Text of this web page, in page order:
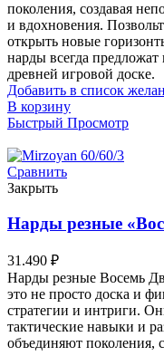
поколения, создавая
и вдохновения.
открыть новые
нарды всегда предложат
древней игровой доске.
Добавить в список
В корзину
Быстрый Просмотр
Сравнить
Закрыть
Нарды резные
31.490 ₽
Нарды резные Восемь
это не просто доска и
стратегии и интриги.
тактические навыки и
объединяют поколения,